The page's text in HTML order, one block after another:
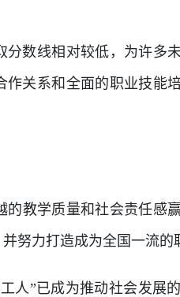
数线相对较低，为许多
关系和全面的职业技能
的教学质量和社会责任感
努力打造成为全国一流的
人”已成为推动社会发展